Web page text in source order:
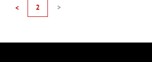
< 2 >